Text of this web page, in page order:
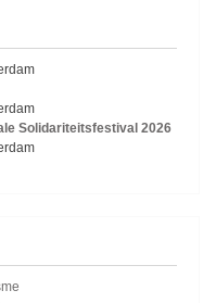
Solidariteitsfestival 2026